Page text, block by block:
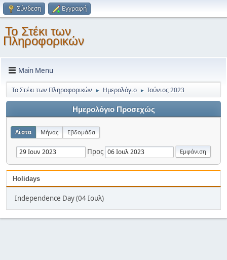
Σύνδεση Εγγραφή
Το Στέκι των
Πληροφορικών
Main Menu
Το Στέκι των Πληροφορικών ► Ημερολόγιο ► Ιούνιος 2023
Ημερολόγιο Προσεχώς
Λίστα Μήνας Εβδομάδα
Προς
Holidays
Independence Day (04 Ιουλ)